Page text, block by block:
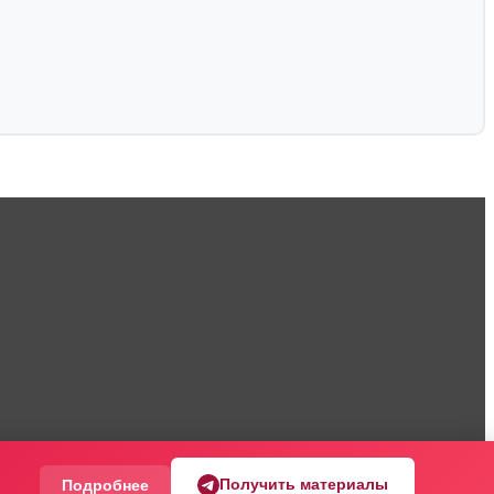
Подробнее Получить материалы